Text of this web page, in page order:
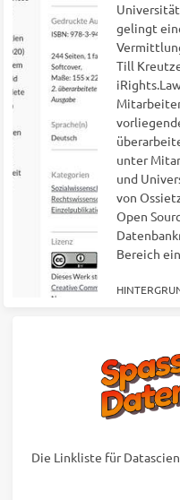
gelingt
Till
unter
und
von
Open
Bereich
Die Linkliste für